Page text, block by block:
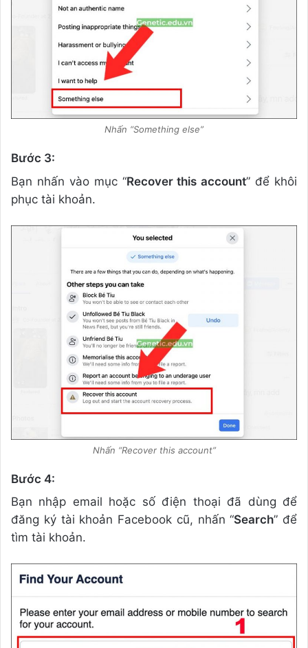
Nhấn “Something else”
Bước 3:
Bạn nhấn vào mục “Recover this account” để khôi
phục tài khoản.
Nhấn “Recover this account”
Bước 4:
Bạn nhập email hoặc số điện thoại đã dùng để
đăng ký tài khoản Facebook cũ, nhấn “Search” để
tìm tài khoản.